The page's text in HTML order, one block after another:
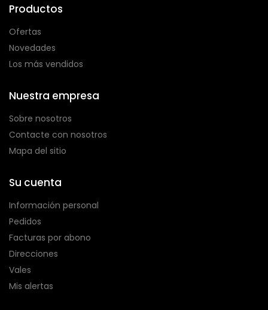
Productos
Ofertas
Novedades
Los más vendidos
Nuestra empresa
Sobre nosotros
Contacte con nosotros
Mapa del sitio
Su cuenta
Información personal
Pedidos
Facturas por abono
Direcciones
Vales
Mis alertas